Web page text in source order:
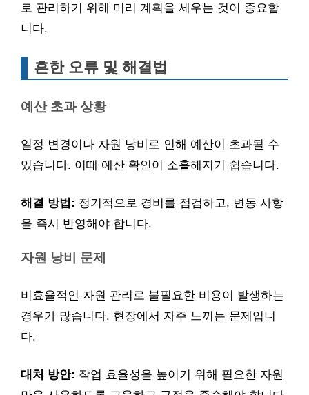
로 관리하기 위해 미리 계획을 세우는 것이 중요합
니다.
흔한 오류 및 해결법
예산 초과 상황
일정 변경이나 자원 낭비로 인해 예산이 초과될 수
있습니다. 이때 예산 확인이 소홀해지기 쉽습니다.
해결 방법: 정기적으로 경비를 점검하고, 변동 사항
을 즉시 반영해야 합니다.
자원 낭비 문제
비효율적인 자원 관리로 불필요한 비용이 발생하는
경우가 많습니다. 현장에서 자주 느끼는 문제입니
다.
대처 방안: 작업 효율성을 높이기 위해 필요한 자원